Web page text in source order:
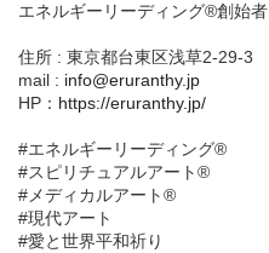
エネルギーリーディング®創始者
住所 : 東京都台東区浅草2-29-3
mail : info@eruranthy.jp
HP： https://eruranthy.jp/
#エネルギーリーディング®︎
#スピリチュアルアート®︎
#メディカルアート®︎
#現代アート
#愛と世界平和祈り